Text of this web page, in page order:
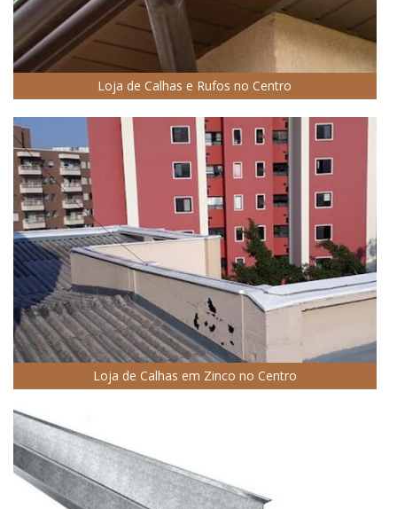
Loja de Calhas e Rufos no Centro
Loja de Calhas em Zinco no Centro